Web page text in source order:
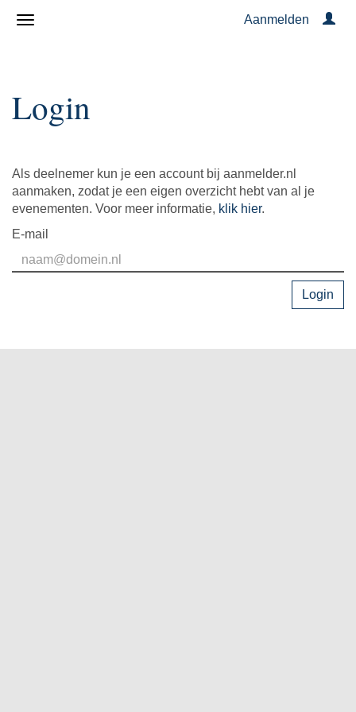
Aanmelden
Login
Als deelnemer kun je een account bij aanmelder.nl
aanmaken, zodat je een eigen overzicht hebt van al je
evenementen. Voor meer informatie, klik hier.
E-mail
Login